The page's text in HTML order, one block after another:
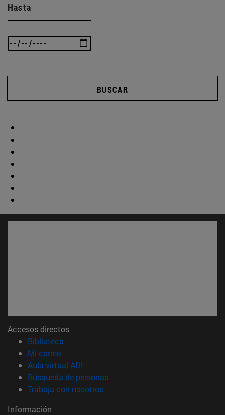
Hasta
BUSCAR
Accesos directos
Biblioteca
Mi correo(abre en nueva ventana)
Aula virtual ADI
Búsqueda de personas(abre en nueva ventana)
Trabaja con nosotros(abre en nueva ventana)
Información